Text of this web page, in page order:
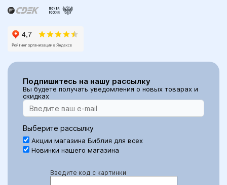
Подпишитесь на нашу рассылку
Вы будете получать уведомления о новых товарах и
скидках
Выберите рассылку
Акции магазина Библия для всех
Новинки нашего магазина
Введите код с картинки